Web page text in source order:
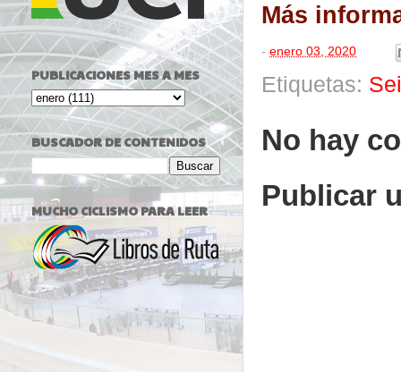
Más
- enero 03, 2020
Etiquetas:
No hay
Publicar
PUBLICACIONES MES A MES
BUSCADOR DE CONTENIDOS
MUCHO CICLISMO PARA LEER